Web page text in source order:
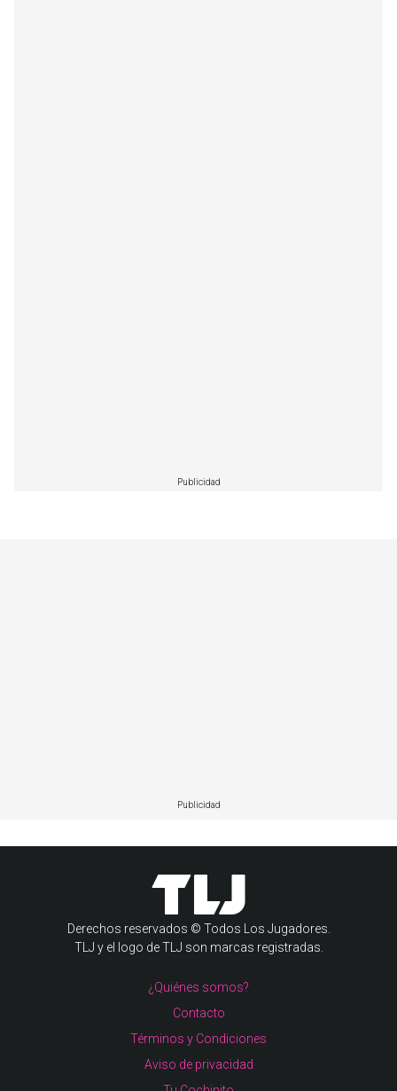
Publicidad
Publicidad
Derechos reservados © Todos Los Jugadores.
TLJ y el logo de TLJ son marcas registradas.
¿Quiénes somos?
Contacto
Términos y Condiciones
Aviso de privacidad